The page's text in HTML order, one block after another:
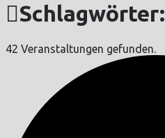
Schlagwörter:
42 Veranstaltungen gefunden.